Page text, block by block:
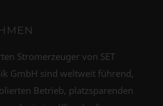
Stromerzeuger von SET
GmbH sind weltweit führend,
Betrieb, platzsparenden